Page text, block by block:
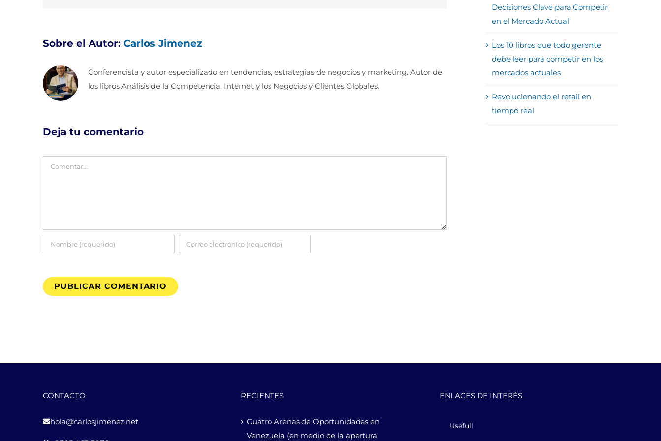
Sobre el Autor: Carlos Jimenez
Conferencista y autor especializado en tendencias, estrategias de negocios y marketing. Autor de
los libros Análisis de la Competencia, Internet y los Negocios y Clientes Globales.
Deja tu comentario
Comentar
Decisiones Clave para Competir
en el Mercado Actual
Los 10 libros que todo gerente
debe leer para competir en los
mercados actuales
Revolucionando el retail en
tiempo real
CONTACTO
hola@carlosjimenez.net
RECIENTES
Cuatro Arenas de Oportunidades en
Venezuela (en medio de la apertura
ENLACES DE INTERÉS
Usefull